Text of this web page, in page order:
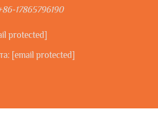
17865796190
protected]
[email protected]